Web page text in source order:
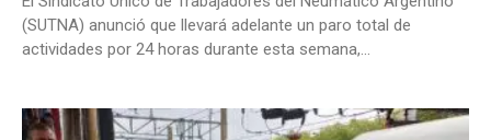
(SUTNA) anunció que llevará adelante un paro total de
actividades por 24 horas durante esta semana,...